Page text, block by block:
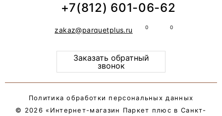
+7(812) 601-06-62
zakaz@parquetplus.ru
Заказать обратный
звонок
Политика обработки персональных данных
© 2026 «Интернет-магазин Паркет плюс в Санкт-